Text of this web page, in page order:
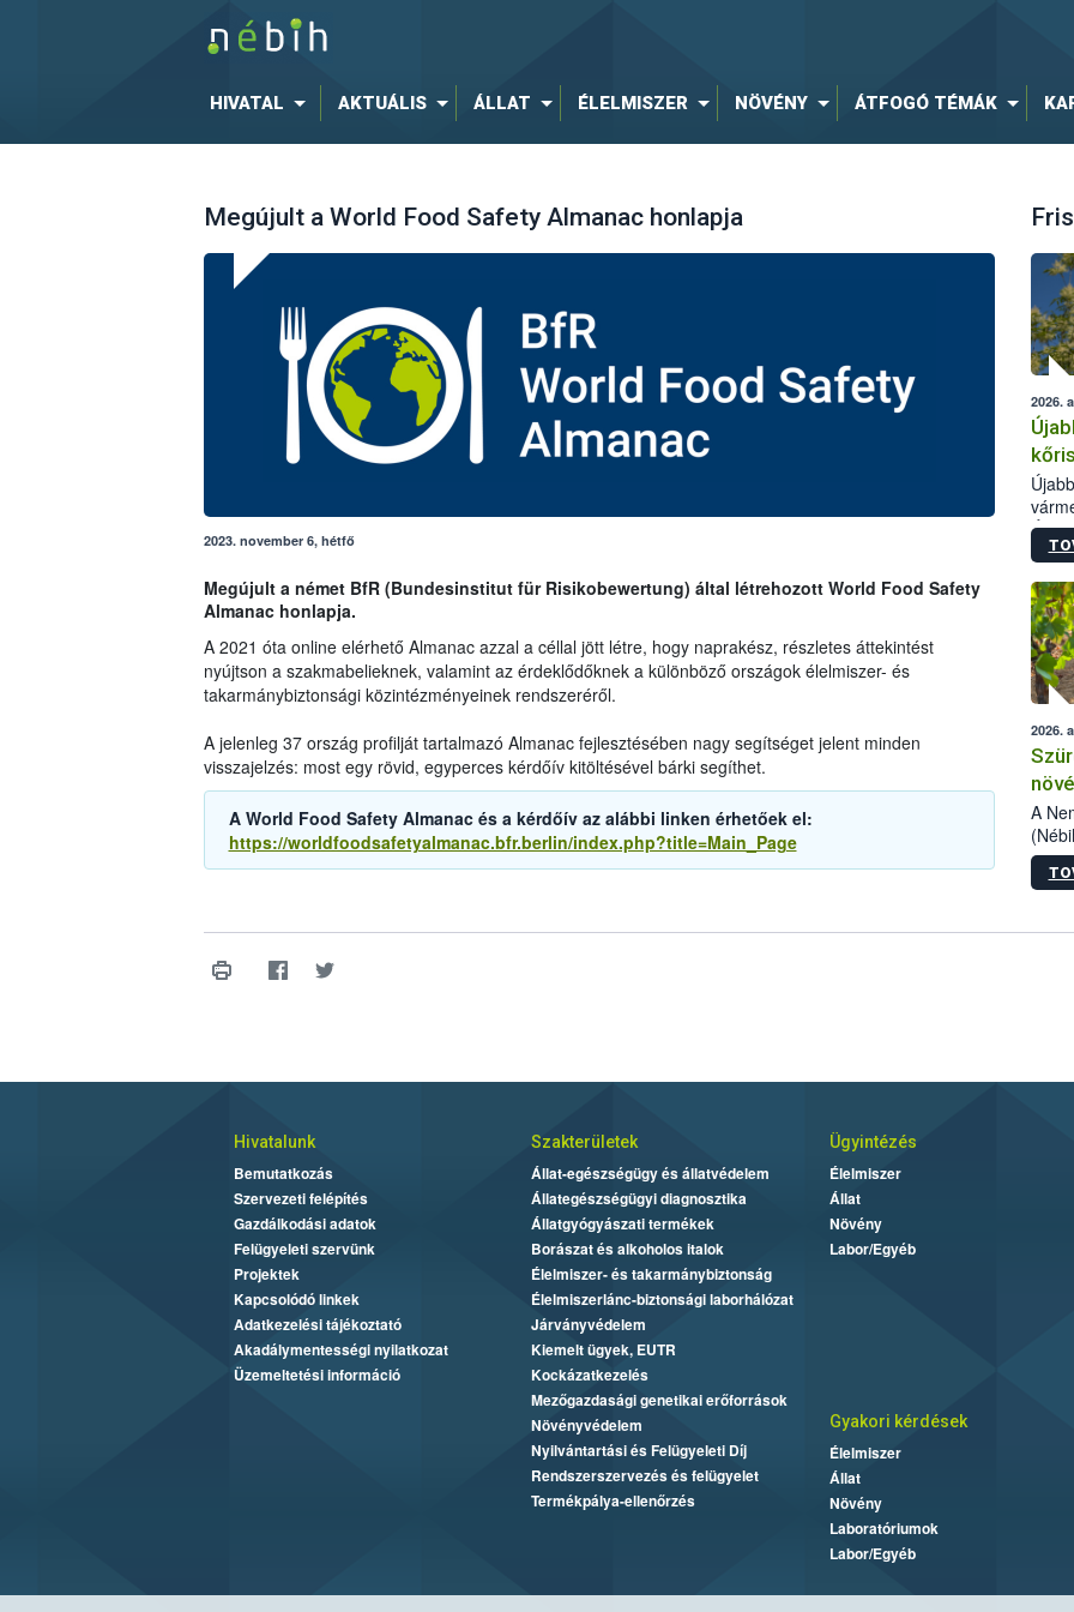
HIVATAL AKTUÁLIS ÁLLAT ÉLELMISZER NÖVÉNY ÁTFOGÓ TÉMÁK
Megújult a World Food Safety Almanac honlapja
2023. november 6, hétfő
Megújult a német BfR (Bundesinstitut für Risikobewertung) által létrehozott World Food Safety
Almanac honlapja.
A 2021 óta online elérhető Almanac azzal a céllal jött létre, hogy naprakész, részletes áttekintést
nyújtson a szakmabelieknek, valamint az érdeklődőknek a különböző országok élelmiszer- és
takarmánybiztonsági közintézményeinek rendszeréről.
A jelenleg 37 ország profilját tartalmazó Almanac fejlesztésében nagy segítséget jelent minden
visszajelzés: most egy rövid, egyperces kérdőív kitöltésével bárki segíthet.
A World Food Safety Almanac és a kérdőív az alábbi linken érhetőek el:
https://worldfoodsafetyalmanac.bfr.berlin/index.php?title=Main_Page
2026.
2026.
A
Hivatalunk
Bemutatkozás
Szervezeti felépítés
Gazdálkodási adatok
Felügyeleti szervünk
Projektek
Kapcsolódó linkek
Adatkezelési tájékoztató
Akadálymentességi nyilatkozat
Üzemeltetési információ
Szakterületek
Állat-egészségügy és állatvédelem
Állategészségügyi diagnosztika
Állatgyógyászati termékek
Borászat és alkoholos italok
Élelmiszer- és takarmánybiztonság
Élelmiszerlánc-biztonsági laborhálózat
Járványvédelem
Kiemelt ügyek, EUTR
Kockázatkezelés
Mezőgazdasági genetikai erőforrások
Növényvédelem
Nyilvántartási és Felügyeleti Díj
Rendszerszervezés és felügyelet
Termékpálya-ellenőrzés
Ügyintézés
Élelmiszer
Állat
Növény
Labor/Egyéb
Gyakori kérdések
Élelmiszer
Állat
Növény
Laboratóriumok
Labor/Egyéb